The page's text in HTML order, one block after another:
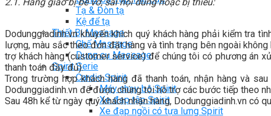
Tạ & Đòn tạ
Kệ để tạ
Thiết Bị Massage
Ghế Massage
Dụng cụ Massage
Spirit Serie
Cardio Spirit
Máy chạy bộ Spirit
Xe đạp tập Spirit
Xe đạp ngồi có tựa lưng Spirit
Dodunggiadinh.vn khuyến khích quý khách hàng phải kiểm tra
lượng, màu sắc theo đơn đặt hàng và tình trạng bên ngoài
trợ khách hàng (customer service) để chúng tôi có phương án
thanh toán đầy đủ).
Trong trường hợp khách hàng đã thanh toán, nhận hàng và
Dodunggiadinh.vn để được chúng tôi hỗ trợ các bước tiếp theo
Sau 48h kể từ ngày quý khách nhận hàng, Dodunggiadinh.vn có